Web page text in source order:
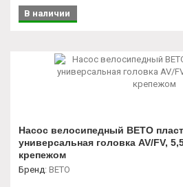
В наличии
Насос велосипедный BETO
универсальная головка AV/FV,
крепежом
Бренд: BETO